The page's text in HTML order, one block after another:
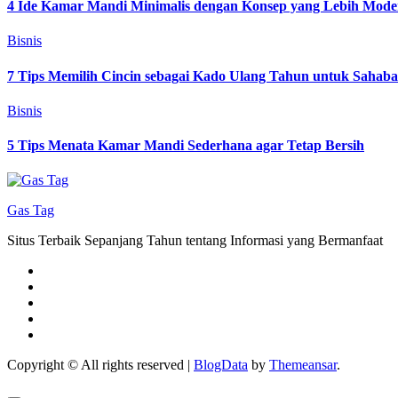
4 Ide Kamar Mandi Minimalis dengan Konsep yang Lebih
Bisnis
7 Tips Memilih Cincin sebagai Kado Ulang Tahun untuk
Bisnis
5 Tips Menata Kamar Mandi Sederhana agar Tetap Bersih
Gas Tag
Situs Terbaik Sepanjang Tahun tentang Informasi yang Bermanfaat
Copyright © All rights reserved | BlogData by Themeansar.